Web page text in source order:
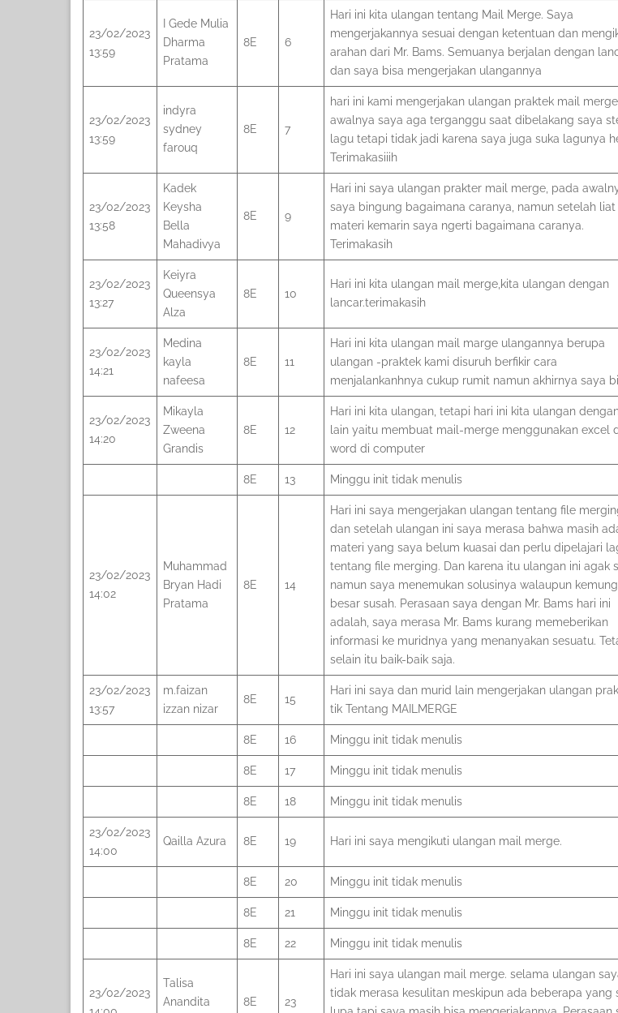
23/02/2023
13:59
I Gede Mulia
Dharma
Pratama
8E 6
Hari ini kita ulangan tentang Mail Merge. Saya
mengerjakannya sesuai dengan ketentuan dan
arahan dari Mr. Bams. Semuanya berjalan dengan
dan saya bisa mengerjakan ulangannya
23/02/2023
13:59
indyra
sydney
farouq
8E 7
hari ini kami mengerjakan ulangan praktek mail
awalnya saya aga terganggu saat dibelakang saya
lagu tetapi tidak jadi karena saya juga suka lagunya
Terimakasiiih
23/02/2023
13:58
Kadek
Keysha
Bella
Mahadivya
8E 9
Hari ini saya ulangan prakter mail merge, pada
saya bingung bagaimana caranya, namun setelah liat
materi kemarin saya ngerti bagaimana caranya.
Terimakasih
23/02/2023
13:27
Keiyra
Queensya
Alza
8E 10
Hari ini kita ulangan mail merge,kita ulangan dengan
lancar.terimakasih
23/02/2023
14:21
Medina
kayla
nafeesa
8E 11
Hari ini kita ulangan mail marge ulangannya berupa
ulangan -praktek kami disuruh berfikir cara
menjalankanhnya cukup rumit namun akhirnya saya
23/02/2023
14:20
Mikayla
Zweena
Grandis
8E 12
Hari ini kita ulangan, tetapi hari ini kita ulangan
lain yaitu membuat mail-merge menggunakan excel
word di computer
8E 13 Minggu init tidak menulis
23/02/2023
14:02
Muhammad
Bryan Hadi
Pratama
8E 14
Hari ini saya mengerjakan ulangan tentang file
dan setelah ulangan ini saya merasa bahwa masih
materi yang saya belum kuasai dan perlu dipelajari
tentang file merging. Dan karena itu ulangan ini agak
namun saya menemukan solusinya walaupun
besar susah. Perasaan saya dengan Mr. Bams hari ini
adalah, saya merasa Mr. Bams kurang memeberikan
informasi ke muridnya yang menanyakan sesuatu.
selain itu baik-baik saja.
23/02/2023
13:57
m.faizan
izzan nizar
8E 15
Hari ini saya dan murid lain mengerjakan ulangan
tik Tentang MAILMERGE
8E 16 Minggu init tidak menulis
8E 17 Minggu init tidak menulis
8E 18 Minggu init tidak menulis
23/02/2023
14:00
Qailla Azura 8E 19 Hari ini saya mengikuti ulangan mail merge.
8E 20 Minggu init tidak menulis
8E 21 Minggu init tidak menulis
8E 22 Minggu init tidak menulis
23/02/2023
Talisa
Anandita
8E 23
Hari ini saya ulangan mail merge. selama ulangan
tidak merasa kesulitan meskipun ada beberapa yang